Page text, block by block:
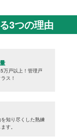
3つの理由
万戸以上！管理戸
ス！
知り尽くした熟練
す。